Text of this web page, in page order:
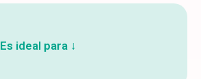
Es ideal para ↓